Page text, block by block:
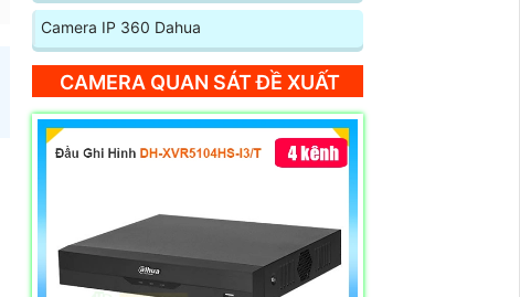
Camera IP 360 Dahua
CAMERA QUAN SÁT ĐỀ XUẤT